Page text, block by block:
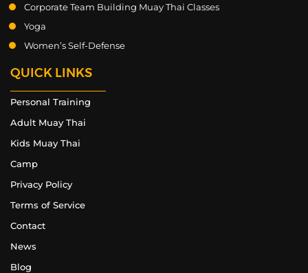
Corporate Team Building Muay Thai Classes
Yoga
Women’s Self-Defense
QUICK LINKS
Personal Training
Adult Muay Thai
Kids Muay Thai
Camp
Privacy Policy
Terms of Service
Contact
News
Blog